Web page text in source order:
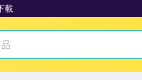
載